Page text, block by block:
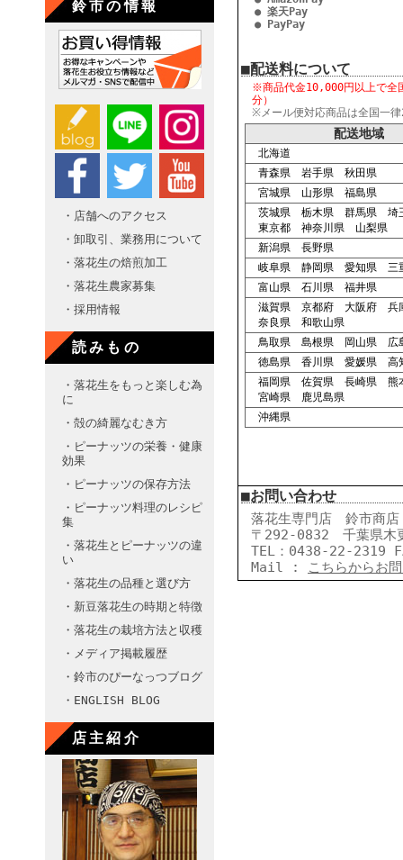
鈴市の情報
・店舗へのアクセス
・卸取引、業務用について
・落花生の焙煎加工
・落花生農家募集
・採用情報
読みもの
・落花生をもっと楽しむ為
に
・殻の綺麗なむき方
・ピーナッツの栄養・健康
効果
・ピーナッツの保存方法
・ピーナッツ料理のレシピ
集
・落花生とピーナッツの違
い
・落花生の品種と選び方
・新豆落花生の時期と特徴
・落花生の栽培方法と収穫
・メディア掲載履歴
・鈴市のぴーなっつブログ
・ENGLISH BLOG
店主紹介
● 楽天Pay
● PayPay
■配送料について
※商品代金10,000円以上で全
分）
※メール便対応商品は全国一
配送地域
北海道
青森県 岩手県 秋田県
宮城県 山形県 福島県
茨城県 栃木県 群馬県 埼
東京都 神奈川県 山梨県
新潟県 長野県
岐阜県 静岡県 愛知県 三
富山県 石川県 福井県
滋賀県 京都府 大阪府 兵
奈良県 和歌山県
鳥取県 島根県 岡山県 広
徳島県 香川県 愛媛県 高
福岡県 佐賀県 長崎県 熊
宮崎県 鹿児島県
沖縄県
■お問い合わせ
落花生専門店 鈴市商店
〒292-0832 千葉県木
TEL：0438-22-2319
Mail :
こちらからお